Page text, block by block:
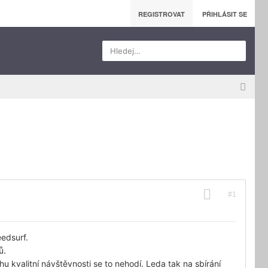
REGISTROVAT PŘIHLÁSIT SE
Hledej…
#1
kvalitní návštěvnosti se to nehodí. Leda tak na sbírání